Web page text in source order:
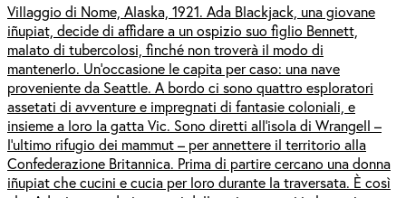
Villaggio di Nome, Alaska, 1921. Ada Blackjack, una giovane
iñupiat, decide di affidare a un ospizio suo figlio Bennett,
malato di tubercolosi, finché non troverà il modo di
mantenerlo. Un’occasione le capita per caso: una nave
proveniente da Seattle. A bordo ci sono quattro esploratori
assetati di avventure e impregnati di fantasie coloniali, e
insieme a loro la gatta Vic. Sono diretti all’isola di Wrangell –
l’ultimo rifugio dei mammut – per annettere il territorio alla
Confederazione Britannica. Prima di partire cercano una donna
iñupiat che cucini e cucia per loro durante la traversata. È così